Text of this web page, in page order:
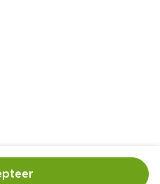
product